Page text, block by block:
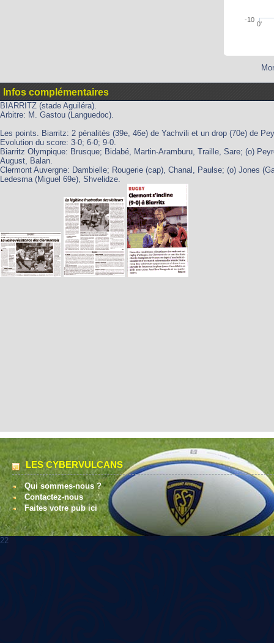
0'
-10
Infos complémentaires
BIARRITZ (stade Aguiléra).
Arbitre: M. Gastou (Languedoc).
Les points. Biarritz: 2 pénalités (39e, 46e) de Yachvili et un drop (70e) de
Evolution du score: 3-0; 6-0; 9-0.
Biarritz Olympique: Brusque; Bidabé, Martin-Aramburu, Traille, Sare; (o)
August, Balan.
Clermont Auvergne: Dambielle; Rougerie (cap), Chanal, Paulse; (o) Jones
Ledesma (Miguel 69e), Shvelidze.
LES CYBERVULCANS
Qui sommes-nous ?
Contactez-nous
Faites votre pub ici
22